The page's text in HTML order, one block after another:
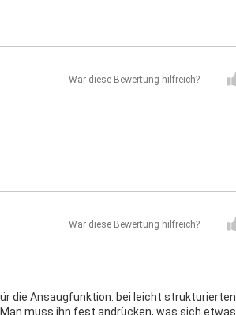
War diese Bewertung hilfreich?
die Ansaugfunktion. bei leicht strukturierten
muss ihn fest andrücken, was sich etwas
War diese Bewertung hilfreich?